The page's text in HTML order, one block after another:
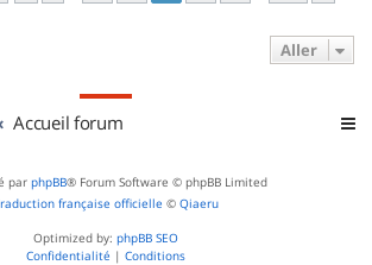
Aller
Accueil forum
par phpBB® Forum Software © phpBB Limited
française officielle © Qiaeru
Optimized by: phpBB SEO
Confidentialité | Conditions